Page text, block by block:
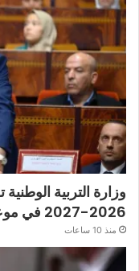
وزارة التربية
2026-2027 في موعده الرسمي
منذ 10 ساعات